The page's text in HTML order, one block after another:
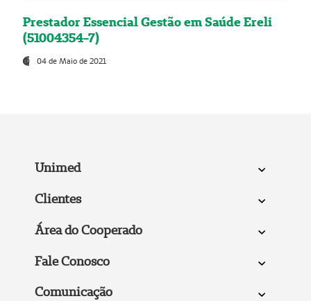
Prestador Essencial Gestão em Saúde Ereli
(51004354-7)
04 de Maio de 2021
Unimed
Clientes
Área do Cooperado
Fale Conosco
Comunicação